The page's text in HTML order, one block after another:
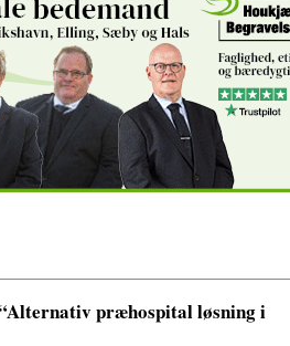
præhospital løsning i